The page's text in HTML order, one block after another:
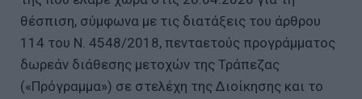
θέσπιση, σύμφωνα με τις διατάξεις του άρθρου
114 του Ν. 4548/2018, πενταετούς προγράμματος
δωρεάν διάθεσης μετοχών της Τράπεζας
(«Πρόγραμμα») σε στελέχη της Διοίκησης και το